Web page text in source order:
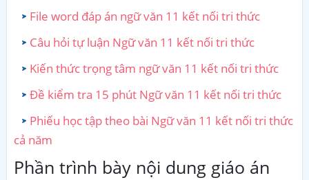
File word đáp án ngữ văn 11 kết nối tri thức
Câu hỏi tự luận Ngữ văn 11 kết nối tri thức
Kiến thức trọng tâm ngữ văn 11 kết nối tri thức
Đề kiểm tra 15 phút Ngữ văn 11 kết nối tri thức
Phiếu học tập theo bài Ngữ văn 11 kết nối tri thức
cả năm
Phần trình bày nội dung giáo án